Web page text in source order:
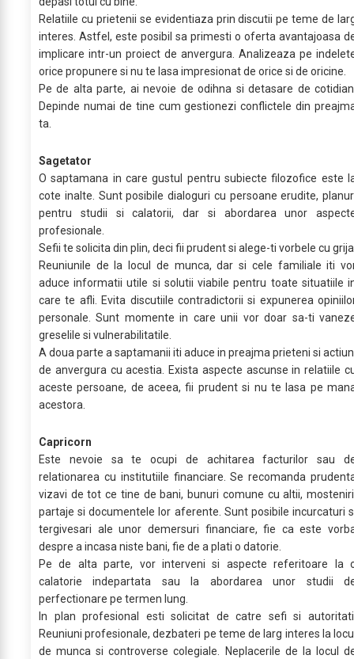
Relatiile cu prietenii se evidentiaza prin discutii pe teme de
interes. Astfel, este posibil sa primesti o oferta avantajoasa
implicare intr-un proiect de anvergura. Analizeaza pe
orice propunere si nu te lasa impresionat de orice si de oricine.
Pe de alta parte, ai nevoie de odihna si detasare de
Depinde numai de tine cum gestionezi conflictele din
ta.
Sagetator
O saptamana in care gustul pentru subiecte filozofice este
cote inalte. Sunt posibile dialoguri cu persoane erudite,
pentru studii si calatorii, dar si abordarea unor
profesionale.
Sefii te solicita din plin, deci fii prudent si alege-ti vorbele cu
Reuniunile de la locul de munca, dar si cele familiale iti
aduce informatii utile si solutii viabile pentru toate situatiile
care te afli. Evita discutiile contradictorii si expunerea
personale. Sunt momente in care unii vor doar sa-ti
greselile si vulnerabilitatile.
A doua parte a saptamanii iti aduce in preajma prieteni si
de anvergura cu acestia. Exista aspecte ascunse in relatiile
aceste persoane, de aceea, fii prudent si nu te lasa pe
acestora.
Capricorn
Este nevoie sa te ocupi de achitarea facturilor sau
relationarea cu institutiile financiare. Se recomanda
vizavi de tot ce tine de bani, bunuri comune cu altii,
partaje si documentele lor aferente. Sunt posibile incurcaturi
tergivesari ale unor demersuri financiare, fie ca este
despre a incasa niste bani, fie de a plati o datorie.
Pe de alta parte, vor interveni si aspecte referitoare la
calatorie indepartata sau la abordarea unor studii
perfectionare pe termen lung.
In plan profesional esti solicitat de catre sefi si
Reuniuni profesionale, dezbateri pe teme de larg interes la
de munca si controverse colegiale. Neplacerile de la locul